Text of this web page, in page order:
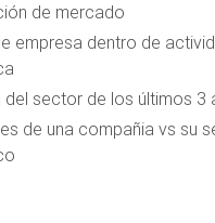
de mercado
empresa dentro de activid
del sector de los últimos 3
de una compañia vs su